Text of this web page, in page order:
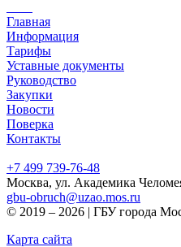
Главная
Информация
Тарифы
Уставные документы
Руководство
Закупки
Новости
Поверка
Контакты
+7 499 739-76-48
Москва, ул. Академика
gbu-obruch@uzao.mos.ru
© 2019 – 2026 | ГБУ города
Карта сайта